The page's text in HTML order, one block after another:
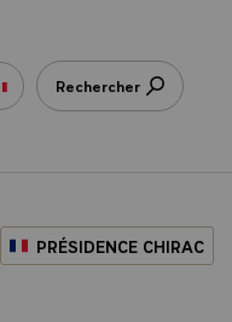
Rechercher
PRÉSIDENCE CHIRAC